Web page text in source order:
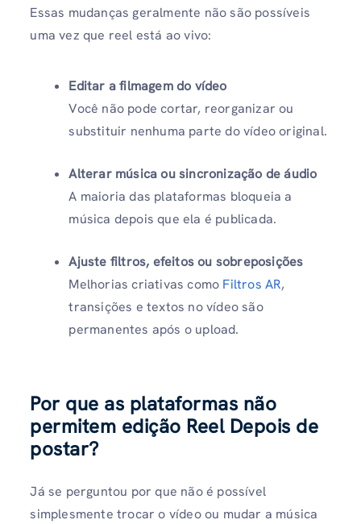
Essas mudanças geralmente não são possíveis
uma vez que reel está ao vivo:
Editar a filmagem do vídeo
Você não pode cortar, reorganizar ou
substituir nenhuma parte do vídeo original.
Alterar música ou sincronização de áudio
A maioria das plataformas bloqueia a
música depois que ela é publicada.
Ajuste filtros, efeitos ou sobreposições
Melhorias criativas como Filtros AR,
transições e textos no vídeo são
permanentes após o upload.
Por que as plataformas não
permitem edição Reel Depois de
postar?
Já se perguntou por que não é possível
simplesmente trocar o vídeo ou mudar a música